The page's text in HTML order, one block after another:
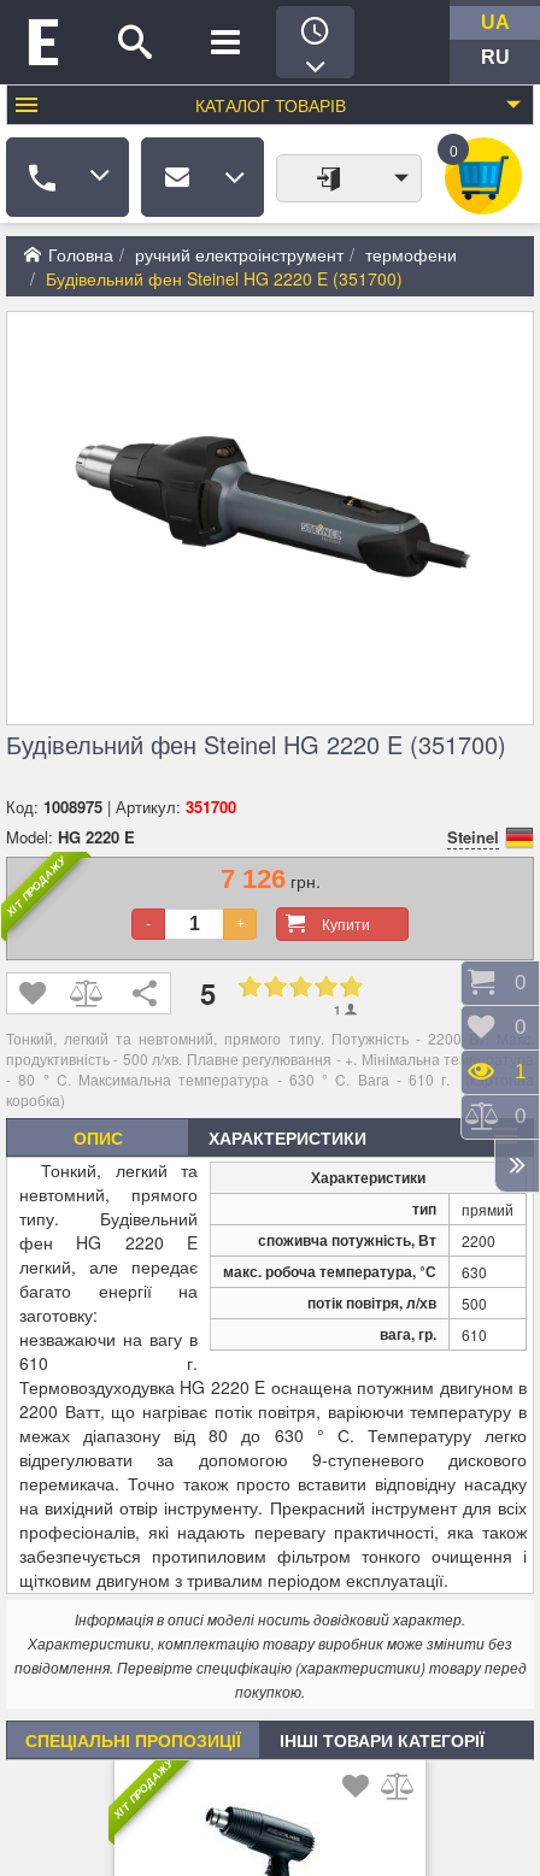
UA
RU
КАТАЛОГ ТОВАРІВ
0
Головна ручний електроінструмент
термофени
Будівельний фен Steinel HG 2220 E (351700)
Будівельний фен Steinel HG 2220 E (351700)
Код: 1008975 | Артикул: 351700
Model: HG 2220 E Steinel
ХІТ ПРОДАЖУ 7 126грн.
Купити
- +
5 1
Тонкий, легкий та невтомний, прямого типу. Потужність - 2200 Вт. Макс.
продуктивність - 500 л/хв. Плавне регулювання - +. Мінімальна температура
- 80 ° C. Максимальна температура - 630 ° C. Вага - 610 г.
(картонна
коробка)
ОПИС ХАРАКТЕРИСТИКИ
Характеристики
тип
прямий
споживча потужність, Вт 2200
макс. робоча температура, °С 630
потік повітря, л/хв 500
вага, гр. 610
Тонкий, легкий та
невтомний, прямого
типу. Будівельний
фен HG 2220 E
легкий, але передає
багато енергії на
заготовку:
незважаючи на вагу в
610 г.
Термовоздуходувка HG 2220 E оснащена потужним двигуном в
2200 Ватт, що нагріває потік повітря, варіюючи температуру в
межах діапазону від 80 до 630 ° С. Температуру легко
відрегулювати за допомогою 9-ступеневого дискового
перемикача. Точно також просто вставити відповідну насадку
на вихідний отвір інструменту. Прекрасний інструмент для всіх
професіоналів, які надають перевагу практичності, яка також
забезпечується протипиловим фільтром тонкого очищення і
щітковим двигуном з тривалим періодом експлуатації.
Інформація в описі моделі носить довідковий характер.
Характеристики, комплектацію товару виробник може змінити без
повідомлення. Перевірте специфікацію (характеристики) товару перед
покупкою.
СПЕЦІАЛЬНІ ПРОПОЗИЦІЇ ІНШІ ТОВАРИ КАТЕГОРІЇ
ХІТ ПРОДАЖУ
0
0
1
0